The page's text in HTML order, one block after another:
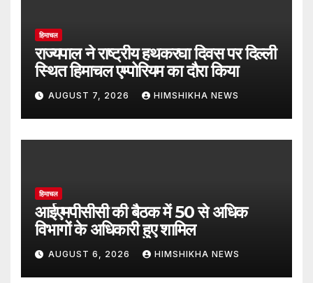
हिमाचल
राज्यपाल ने राष्ट्रीय हथकरघा दिवस पर दिल्ली
स्थित हिमाचल एम्पोरियम का दौरा किया
AUGUST 7, 2026 HIMSHIKHA NEWS
हिमाचल
आईएमपीसीसी की बैठक में 50 से अधिक
विभागों के अधिकारी हुए शामिल
AUGUST 6, 2026 HIMSHIKHA NEWS